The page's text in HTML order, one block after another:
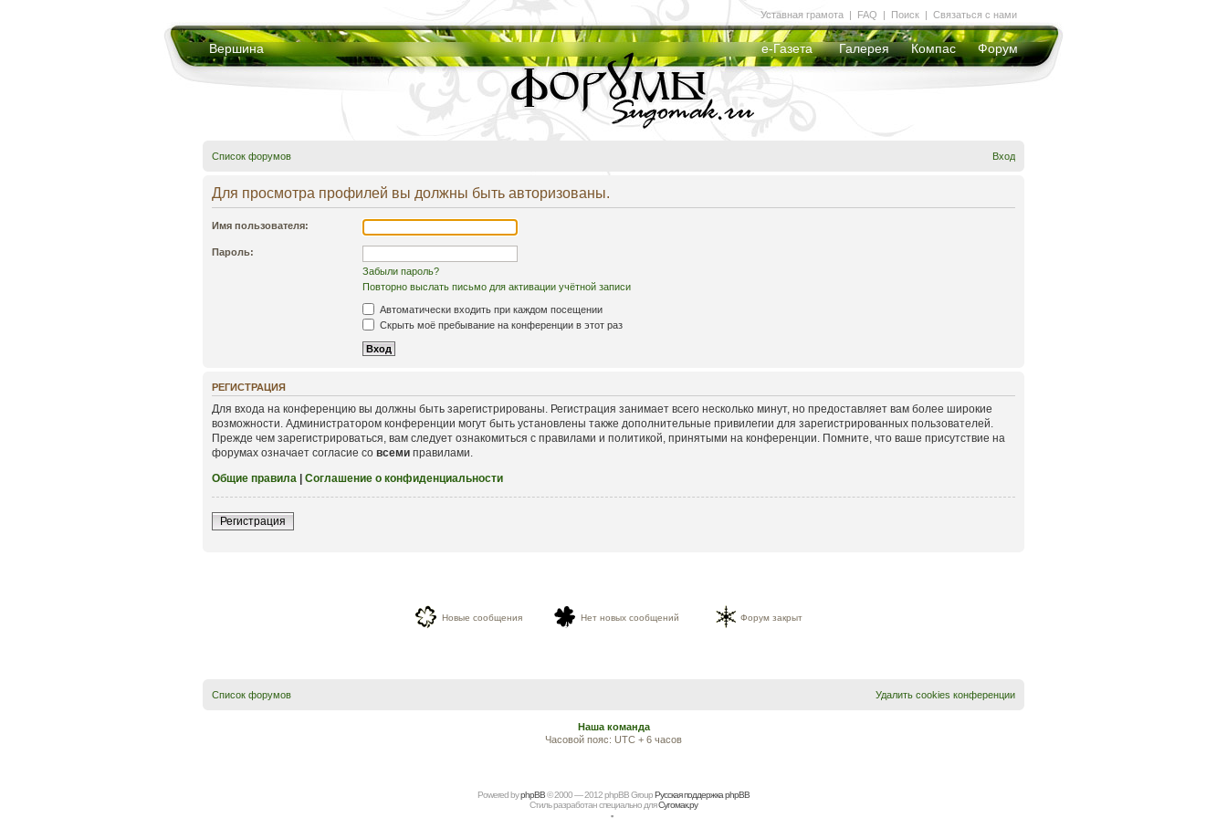
Вершина е-Газета Галерея Компас Форум
Уставная грамота | FAQ | Поиск | Связаться с нами
Список форумов Вход
Для просмотра профилей вы должны быть авторизованы.
Имя пользователя:
Пароль:
Забыли пароль?
Повторно выслать письмо для активации учётной записи
Автоматически входить при каждом посещении
Скрыть моё пребывание на конференции в этот раз
РЕГИСТРАЦИЯ
Для входа на конференцию вы должны быть зарегистрированы. Регистрация занимает всего несколько минут, но предоставляет вам более широкие
возможности. Администратором конференции могут быть установлены также дополнительные привилегии для зарегистрированных пользователей.
Прежде чем зарегистрироваться, вам следует ознакомиться с правилами и политикой, принятыми на конференции. Помните, что ваше присутствие на
форумах означает согласие со всеми правилами.
Общие правила | Соглашение о конфиденциальности
Регистрация
Новые сообщения Нет новых сообщений Форум закрыт
Список форумов Удалить cookies конференции
Наша команда
Часовой пояс: UTC + 6 часов
Powered byрhрBВ© 2000 — 2012 рhрBВ GrоupРусская поддержка phpBB
Стиль разработан специально дляСугомак.ру